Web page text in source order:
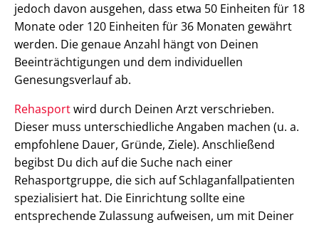
jedoch davon ausgehen, dass etwa 50 Einheiten für 18
Monate oder 120 Einheiten für 36 Monaten gewährt
werden. Die genaue Anzahl hängt von Deinen
Beeinträchtigungen und dem individuellen
Genesungsverlauf ab.
Rehasportwird durch Deinen Arzt verschrieben.
Dieser muss unterschiedliche Angaben machen (u. a.
empfohlene Dauer, Gründe, Ziele). Anschließend
begibst Du dich auf die Suche nach einer
Rehasportgruppe, die sich auf Schlaganfallpatienten
spezialisiert hat. Die Einrichtung sollte eine
entsprechende Zulassung aufweisen, um mit Deiner